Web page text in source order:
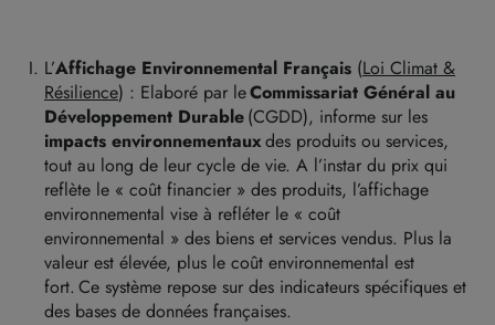
L’Affichage Environnemental Français (Loi Climat &
Résilience) : Elaboré par leCommissariat Général au
Développement Durable(CGDD), informe sur les
impacts environnementauxdes produits ou services,
tout au long de leur cycle de vie. A l’instar du prix qui
reflète le « coût financier » des produits, l’affichage
environnemental vise à refléter le « coût
environnemental » des biens et services vendus. Plus la
valeur est élevée, plus le coût environnemental est
fort. Ce système repose sur des indicateurs spécifiques et
des bases de données françaises.